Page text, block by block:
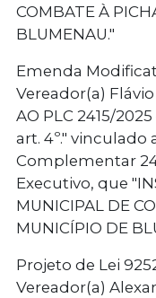
COMBATE À
BLUMENAU."
Emenda
Vereador(a)
AO PLC 2415/
art. 4º." vinculado
Complementar
Executivo, que
MUNICIPAL DE
MUNICÍPIO DE
Projeto de Lei
Vereador(a)